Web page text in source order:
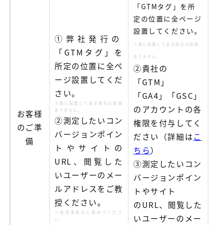
お客様
のご準
備
① 弊社発行の
「 GTM タグ」を
所定の位置に全ペ
ージ設置 してくだ
さい。
※ 既に設置してある場合は問題
ありません。
②測定したいコン
バージョンポイン
トやサイトの
URL、閲覧した
いユーザーのメー
ルアドレスをご教
授ください。
※各営業担当と進めてくださ
い。
「GTMタグ」を所
定の位置に全ページ
設置 してください。
※ 既に設置してある場合は問題
ありません。
②貴社の
「GTM 」
「GA4 」「GSC 」
のアカウントの各
権限を付与してく
ださい （詳細はこ
ちら）
③測定したいコン
バージョンポイン
トやサイト
のURL、閲覧した
いユーザーのメー